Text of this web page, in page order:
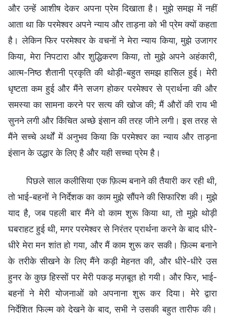
और उन्हें आशीष देकर अपना प्रेम दिखाता है। मुझे समझ में नहीं
आता था कि परमेश्वर अपने न्याय और ताड़ना को भी प्रेम क्यों कहता
है। लेकिन फिर परमेश्वर के वचनों ने मेरा न्याय किया, मुझे उजागर
किया, मेरा निपटारा और शुद्धिकरण किया, तो मुझे अपने अहंकारी,
आत्म-निष्ठ शैतानी प्रकृति की थोड़ी-बहुत समझ हासिल हुई। मेरी
धृष्टता कम हुई और मैंने सजग होकर परमेश्वर से प्रार्थना की और
समस्या का सामना करने पर सत्य की खोज की; मैं औरों की राय भी
सुनने लगी और किंचित अच्छे इंसान की तरह जीने लगी। इस तरह से
मैंने सच्चे अर्थों में अनुभव किया कि परमेश्वर का न्याय और ताड़ना
इंसान के उद्धार के लिए है और यही सच्चा प्रेम है।
पिछले साल कलीसिया एक फ़िल्म बनाने की तैयारी कर रही थी,
तो भाई-बहनों ने निर्देशक का काम मुझे सौंपने की सिफारिश की। मुझे
याद है, जब पहली बार मैंने वो काम शुरू किया था, तो मुझे थोड़ी
घबराहट हुई थी, मगर परमेश्वर से निरंतर प्रार्थना करने के बाद धीरे-
धीरे मेरा मन शांत हो गया, और मैं काम शुरू कर सकी। फ़िल्म बनाने
के तरीके सीखने के लिए मैंने कड़ी मेहनत की, और धीरे-धीरे उस
हुनर के कुछ हिस्सों पर मेरी पकड़ मज़बूत हो गयी। और फिर, भाई-
बहनों ने मेरी योजनाओं को अपनाना शुरू कर दिया। मेरे द्वारा
निर्देशित फिल्म को देखने के बाद, सभी ने उसकी बहुत तारीफ की।